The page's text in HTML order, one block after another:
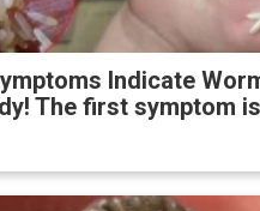
Indicate
The first symptom